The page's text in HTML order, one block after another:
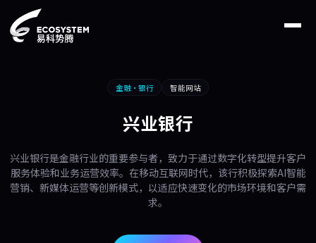
金融·银行 智能网站
兴业银行
兴业银行是金融行业的重要参与者，致力于通过数字化转型提升客户
服务体验和业务运营效率。在移动互联网时代，该行积极探索AI智能
营销、新媒体运营等创新模式，以适应快速变化的市场环境和客户需
求。